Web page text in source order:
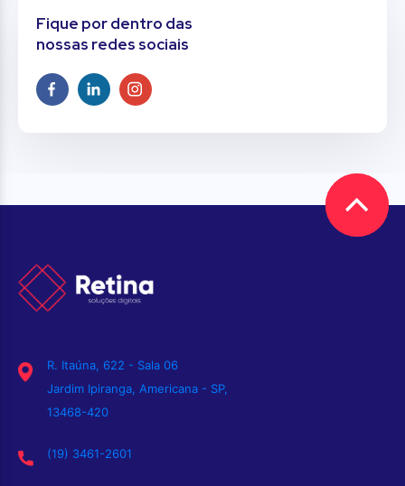
Fique por dentro das
nossas redes sociais
R. Itaúna, 622 - Sala 06
Jardim Ipiranga, Americana - SP,
13468-420
(19) 3461-2601